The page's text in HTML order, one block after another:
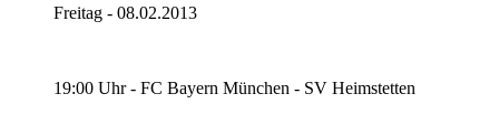
Freitag - 08.02.2013
19:00 Uhr - FC Bayern München - SV Heimstetten